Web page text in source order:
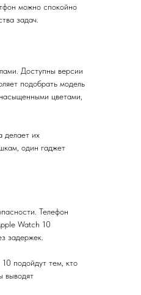
можно спокойно
задач.
Доступны версии
подобрать модель
цветами,
делает их
один гаджет
Телефон
Watch 10
задержек.
подойдут тем, кто
выводят